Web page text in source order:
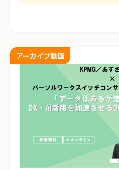
アーカイブ動画